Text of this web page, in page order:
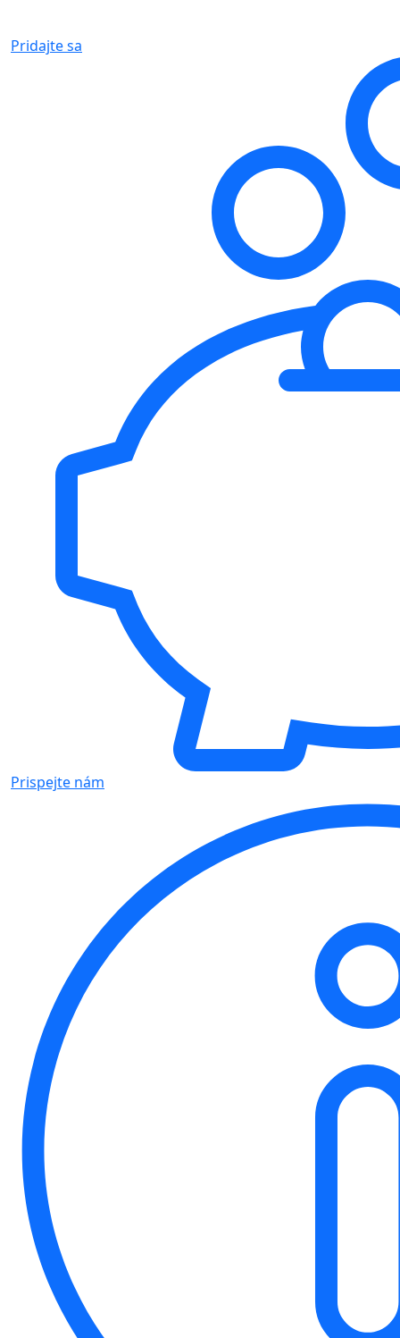
Pridajte sa
Prispejte nám